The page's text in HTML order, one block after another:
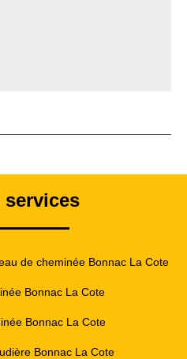
services
de cheminée Bonnac La Cote
Bonnac La Cote
Bonnac La Cote
Bonnac La Cote